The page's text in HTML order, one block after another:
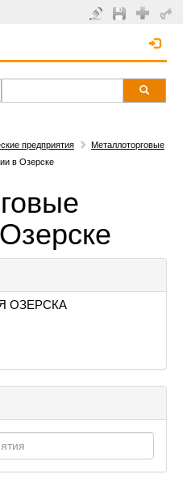
предприятия
Металлоторговые
в Озерске
ОЗЕРСКА